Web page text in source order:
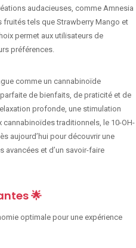
audacieuses, comme Amnesia
fruités tels que Strawberry Mango et
permet aux utilisateurs de
préférences.
comme un cannabinoïde
de bienfaits, de praticité et de
profonde, une stimulation
cannabinoïdes traditionnels, le 10-OH-
aujourd’hui pour découvrir une
avancées et d’un savoir-faire
🌟
optimale pour une expérience